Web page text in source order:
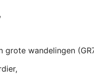
grote wandelingen